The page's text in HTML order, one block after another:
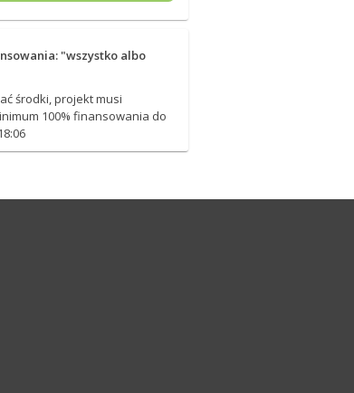
"wszystko albo
środki, projekt musi
100% finansowania do